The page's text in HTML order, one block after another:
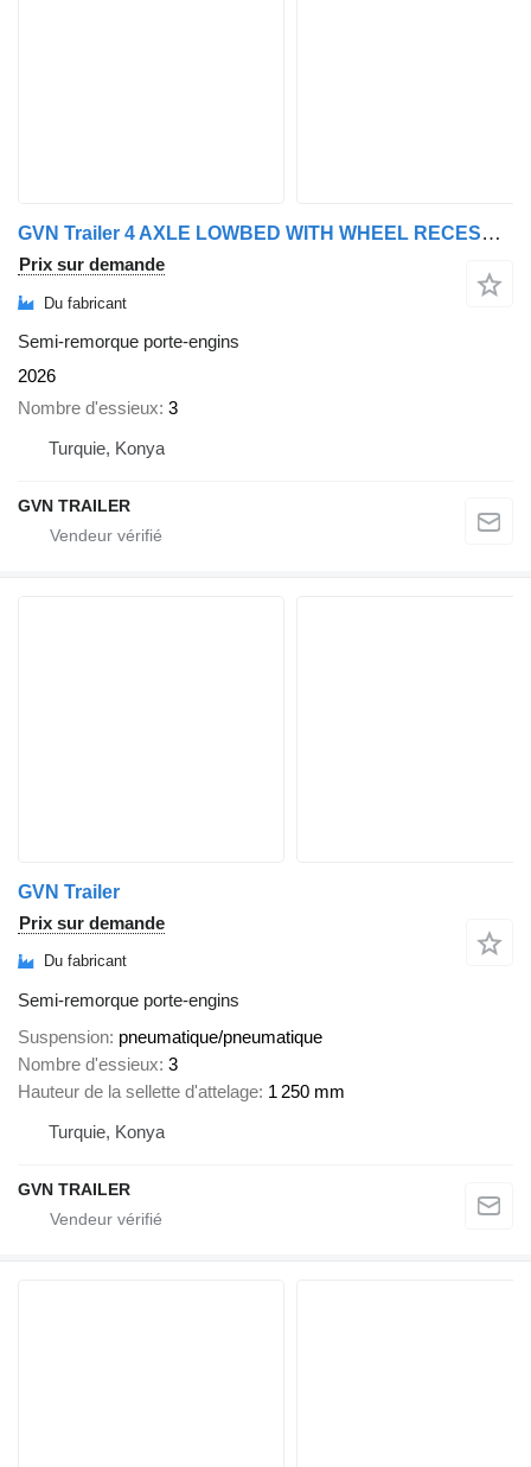
GVN Trailer 4 AXLE LOWBED WITH WHEEL RECESSES
Prix sur demande
Du fabricant
Semi-remorque porte-engins
2026
Nombre d'essieux 3
Turquie, Konya
GVN TRAILER
GVN Trailer
Prix sur demande
Du fabricant
Semi-remorque porte-engins
Suspension pneumatique/pneumatique
Nombre d'essieux 3
Hauteur de la sellette d'attelage 1 250 mm
Turquie, Konya
GVN TRAILER